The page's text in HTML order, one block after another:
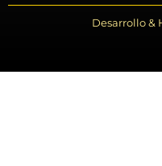
Desarrollo &